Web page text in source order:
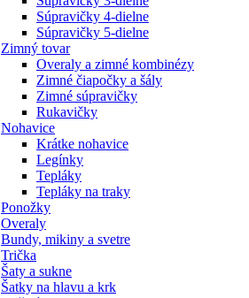
Súpravičky 4-dielne
Súpravičky 5-dielne
Zimný tovar
Overaly a zimné kombinézy
Zimné čiapočky a šály
Zimné súpravičky
Rukavičky
Nohavice
Krátke nohavice
Legínky
Tepláky
Tepláky na traky
Ponožky
Overaly
Bundy, mikiny a svetre
Trička
Šaty a sukne
Šatky na hlavu a krk